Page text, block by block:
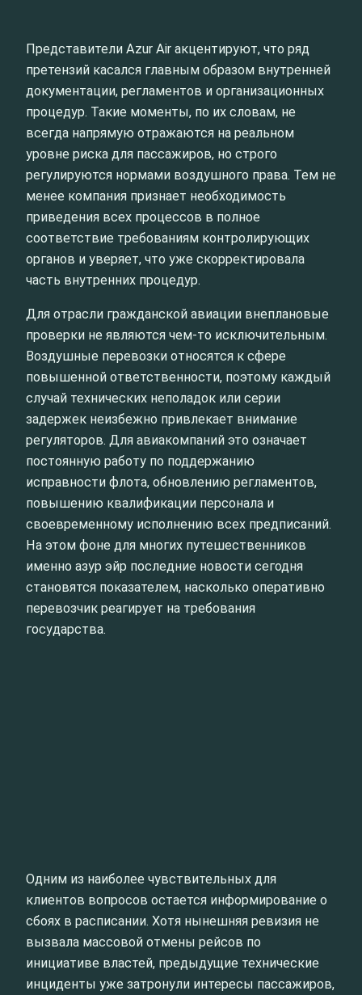
Представители Azur Air акцентируют, что ряд
претензий касался главным образом внутренней
документации, регламентов и организационных
процедур. Такие моменты, по их словам, не
всегда напрямую отражаются на реальном
уровне риска для пассажиров, но строго
регулируются нормами воздушного права. Тем не
менее компания признает необходимость
приведения всех процессов в полное
соответствие требованиям контролирующих
органов и уверяет, что уже скорректировала
часть внутренних процедур.
Для отрасли гражданской авиации внеплановые
проверки не являются чем‑то исключительным.
Воздушные перевозки относятся к сфере
повышенной ответственности, поэтому каждый
случай технических неполадок или серии
задержек неизбежно привлекает внимание
регуляторов. Для авиакомпаний это означает
постоянную работу по поддержанию
исправности флота, обновлению регламентов,
повышению квалификации персонала и
своевременному исполнению всех предписаний.
На этом фоне для многих путешественников
именно азур эйр последние новости сегодня
становятся показателем, насколько оперативно
перевозчик реагирует на требования
государства.
Одним из наиболее чувствительных для
клиентов вопросов остается информирование о
сбоях в расписании. Хотя нынешняя ревизия не
вызвала массовой отмены рейсов по
инициативе властей, предыдущие технические
инциденты уже затронули интересы пассажиров,